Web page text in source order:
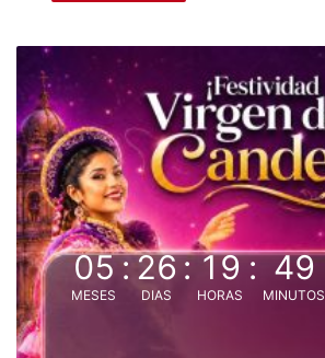
05
MESES
:26
DIAS
:19
HORAS
: 49
MINUTOS